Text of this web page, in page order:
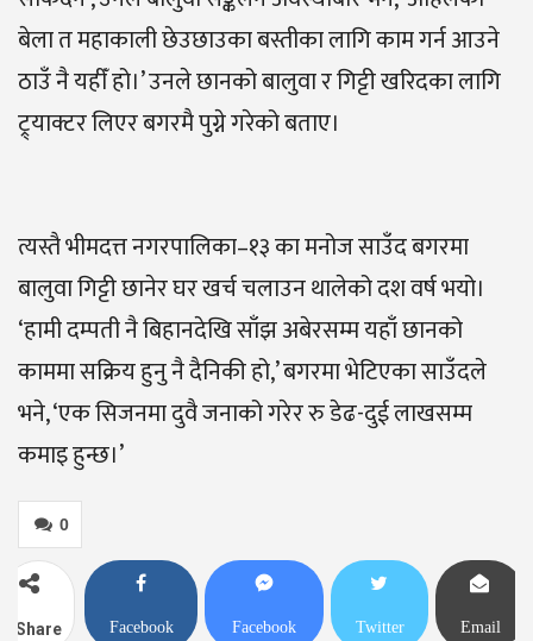
बेला त महाकाली छेउछाउका बस्तीका लागि काम गर्न आउने
ठाउँ नै यहीँ हो।’ उनले छानको बालुवा र गिट्टी खरिदका लागि
ट्र्याक्टर लिएर बगरमै पुग्ने गरेको बताए।
त्यस्तै भीमदत्त नगरपालिका–१३ का मनोज साउँद बगरमा
बालुवा गिट्टी छानेर घर खर्च चलाउन थालेको दश वर्ष भयो।
‘हामी दम्पती नै बिहानदेखि साँझ अबेरसम्म यहाँ छानको
काममा सक्रिय हुनु नै दैनिकी हो,’ बगरमा भेटिएका साउँदले
भने, ‘एक सिजनमा दुवै जनाको गरेर रु डेढ-दुई लाखसम्म
कमाइ हुन्छ।’
0
Share Facebook Facebook Twitter Email